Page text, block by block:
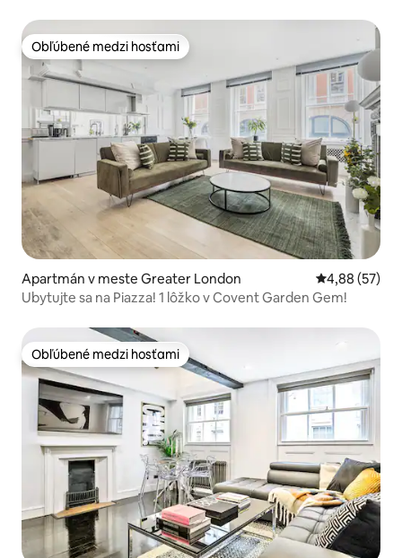
Obľúbené medzi hosťami
Obľúbené medzi hosťami
Apartmán v meste Greater London Priemerné
4,88 (57)
Ubytujte sa na Piazza! 1 lôžko v Covent Garden Gem!
Obľúbené medzi hosťami
Obľúbené medzi hosťami